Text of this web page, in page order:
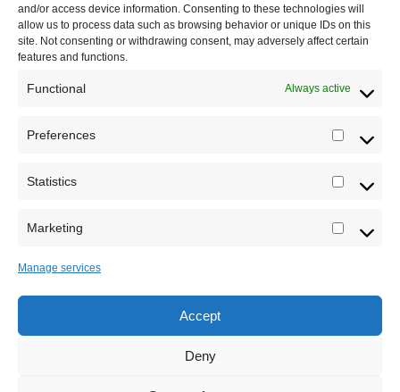
and/or access device information. Consenting to these technologies will
allow us to process data such as browsing behavior or unique IDs on this
site. Not consenting or withdrawing consent, may adversely affect certain
features and functions.
Functional Always active
Preferences
Statistics
Marketing
Manage services
Accept
Deny
Saradnja
Sva prava zadržava Sve o arheologiji 2019-2026